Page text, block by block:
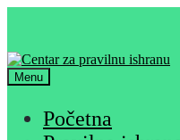
Menu
Početna